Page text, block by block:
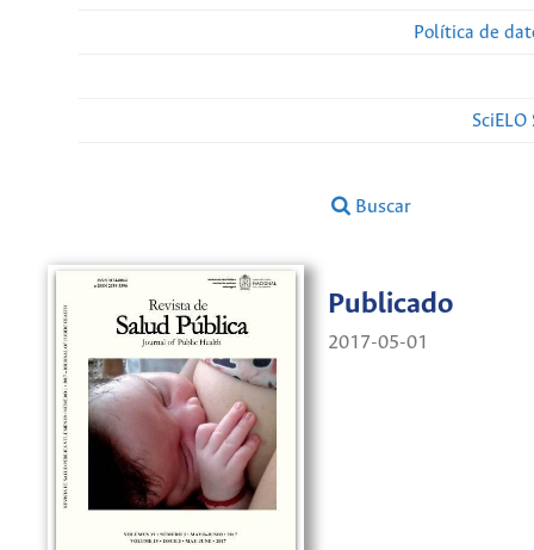
Política de
Buscar
Publicado
2017-05-01